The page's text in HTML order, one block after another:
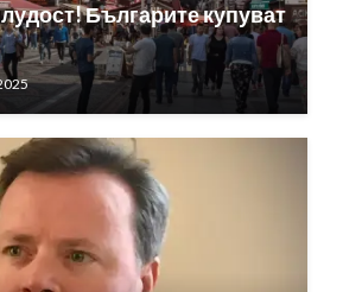
Българите купуват